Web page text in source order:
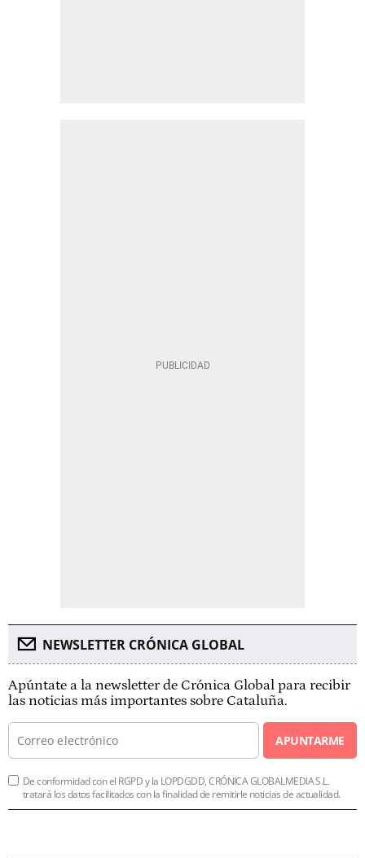
NEWSLETTER CRÓNICA GLOBAL
Apúntate a la newsletter de Crónica Global para recibir
las noticias más importantes sobre Cataluña.
APUNTARME
De conformidad con el RGPD y la LOPDGDD, CRÓNICA GLOBALMEDIA S.L.
tratará los datos facilitados con la finalidad de remitirle noticias de actualidad.